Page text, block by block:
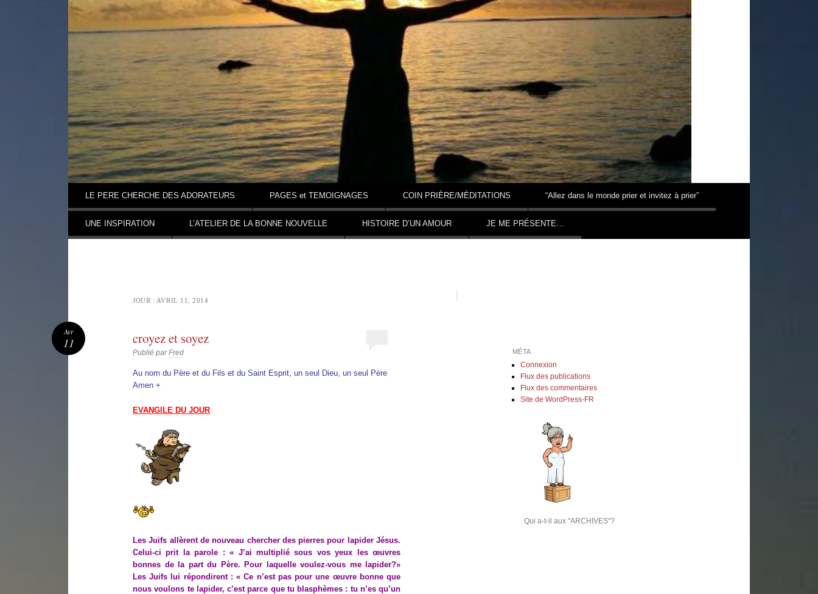
Aller au contenu
LE PERE CHERCHE DES ADORATEURS PAGES et TEMOIGNAGES COIN PRIÈRE/MÉDITATIONS “Allez dans le monde prier et invitez à prier”
UNE INSPIRATION L’ATELIER DE LA BONNE NOUVELLE HISTOIRE D’UN AMOUR JE ME PRÉSENTE…
JOUR : AVRIL 11, 2014
croyez et soyez
Publié parFred
Au nom du Père et du Fils et du Saint Esprit, un seul Dieu, un seul Père
Amen +
EVANGILE DU JOUR
Les Juifs allèrent de nouveau chercher des pierres pour lapider Jésus.
Celui-ci prit la parole : « J’ai multiplié sous vos yeux les œuvres
bonnes de la part du Père. Pour laquelle voulez-vous me lapider?»
Les Juifs lui répondirent : « Ce n’est pas pour une œuvre bonne que
nous voulons te lapider, c’est parce que tu blasphèmes : tu n’es qu’un
Avr
11
MÉTA
Connexion
Flux des publications
Flux des commentaires
Site de WordPress-FR
Qui a-t-il aux "ARCHIVES"?